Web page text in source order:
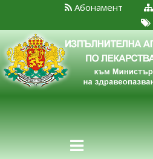
Абонамент